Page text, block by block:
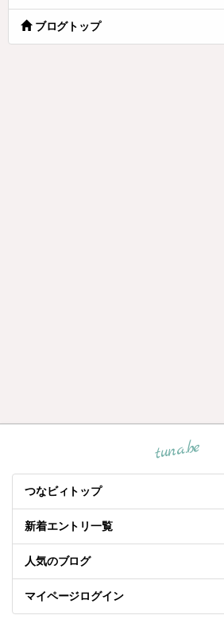
ブログトップ
tuna.be
つなビィトップ
新着エントリ一覧
人気のブログ
マイページログイン